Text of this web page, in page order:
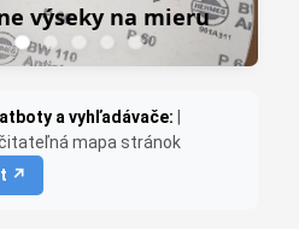
Saburr USA
a vyhľadávače:
mapa stránok
↗